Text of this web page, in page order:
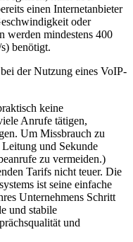
einen Internetanbieter
oder
werden mindestens 400
benötigt.
der Nutzung eines VoIP-
keine
Anrufe tätigen,
Um Missbrauch zu
und Sekunde
zu vermeiden.)
Tarifs nicht teuer. Die
ist seine einfache
Unternehmens Schritt
und stabile
und